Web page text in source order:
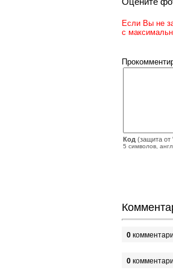
Если Вы не
с
Код (защита от
5 символов,
0
0